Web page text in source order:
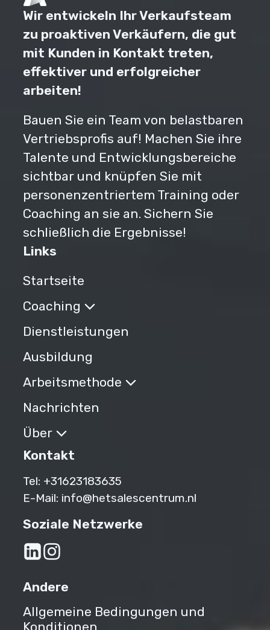
Wir entwickeln Ihr Verkaufsteam
zu proaktiven Verkäufern, die gut
mit Kunden in Kontakt treten,
effektiver und erfolgreicher
arbeiten!
Bauen Sie ein Team von belastbaren
Vertriebsprofis auf! Machen Sie ihre
Talente und Entwicklungsbereiche
sichtbar und knüpfen Sie mit
personenzentriertem Training oder
Coaching an sie an. Sichern Sie
schließlich die Ergebnisse!
Links
Startseite
Coaching
Dienstleistungen
Ausbildung
Arbeitsmethode
Nachrichten
Über
Kontakt
Tel: +31623183635‬
E-Mail: info@hetsalescentrum.nl
Soziale Netzwerke
Andere
Allgemeine Bedingungen und
Konditionen